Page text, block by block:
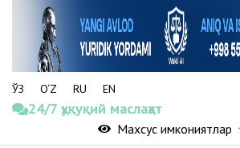
ЎЗ O‘Z RU EN
24/7 ҳуқуқий маслаҳат
Махсус имкониятлар